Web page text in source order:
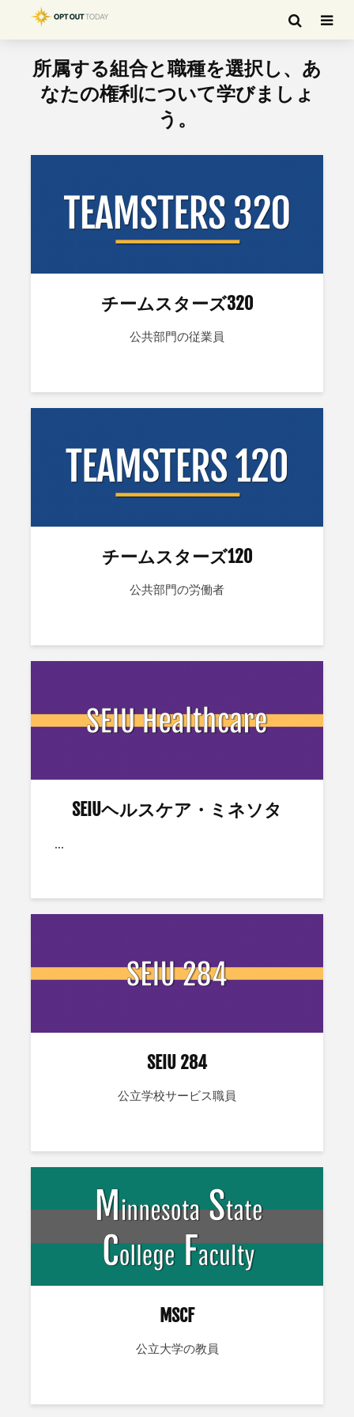
所属する組合と職種を選択し、あ
なたの権利について学びましょ
う。
チームスターズ320
公共部門の従業員
チームスターズ120
公共部門の労働者
SEIUヘルスケア・ミネソタ
...
SEIU 284
公立学校サービス職員
MSCF
公立大学の教員